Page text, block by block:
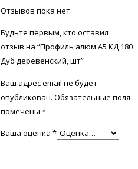
Отзывов пока нет.
Будьте первым, кто оставил
отзыв на “Профиль алюм А5 КД 180
Дуб деревенский, шт”
Ваш адрес email не будет
опубликован. Обязательные поля
помечены*
Ваша оценка*